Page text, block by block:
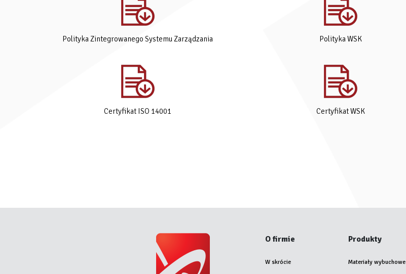
Polityka Zintegrowanego Systemu Zarządzania Polityka WSK
Certyfikat ISO 14001 Certyfikat WSK
O firmie
W skrócie
Produkty
Materiały wybuchowe